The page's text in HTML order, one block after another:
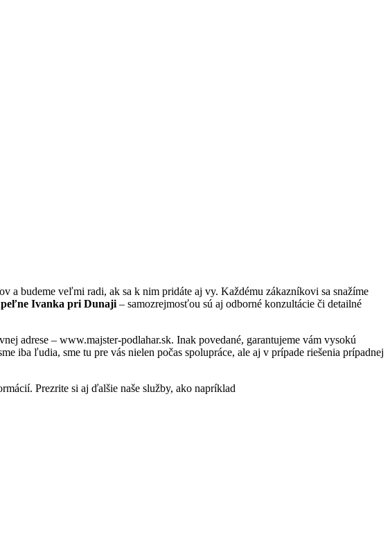
a budeme veľmi radi, ak sa k nim pridáte aj vy. Každému zákazníkovi sa snažíme
Ivanka pri Dunaji – samozrejmosťou sú aj odborné konzultácie či detailné
adrese – www.majster-podlahar.sk. Inak povedané, garantujeme vám vysokú
iba ľudia, sme tu pre vás nielen počas spolupráce, ale aj v prípade riešenia prípadnej
Prezrite si aj ďalšie naše služby, ako napríklad